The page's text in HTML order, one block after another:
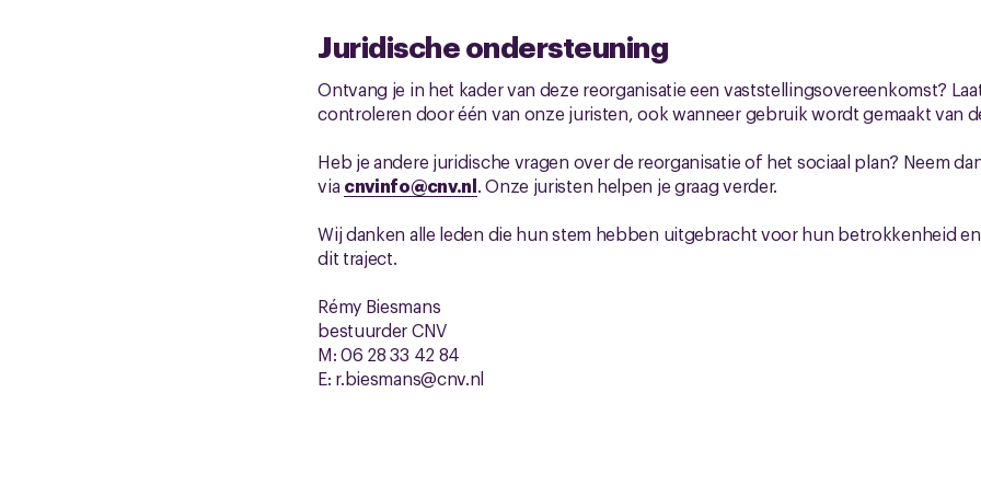
Juridische ondersteuning
Ontvang je in het kader van deze reorganisatie een vaststellingsovereenkomst?
controleren door één van onze juristen, ook wanneer gebruik wordt gemaakt van
Heb je andere juridische vragen over de reorganisatie of het sociaal plan? Neem
via cnvinfo@cnv.nl. Onze juristen helpen je graag verder.
Wij danken alle leden die hun stem hebben uitgebracht voor hun betrokkenheid
dit traject.
Rémy Biesmans
bestuurder CNV
M: 06 28 33 42 84
E: r.biesmans@cnv.nl